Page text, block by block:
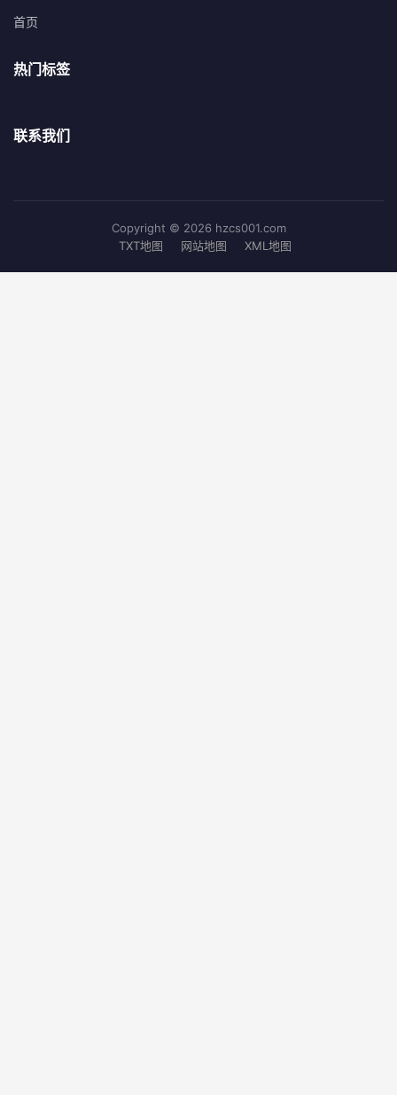
首页
热门标签
联系我们
Copyright © 2026 hzcs001.com
TXT地图
网站地图 XML地图